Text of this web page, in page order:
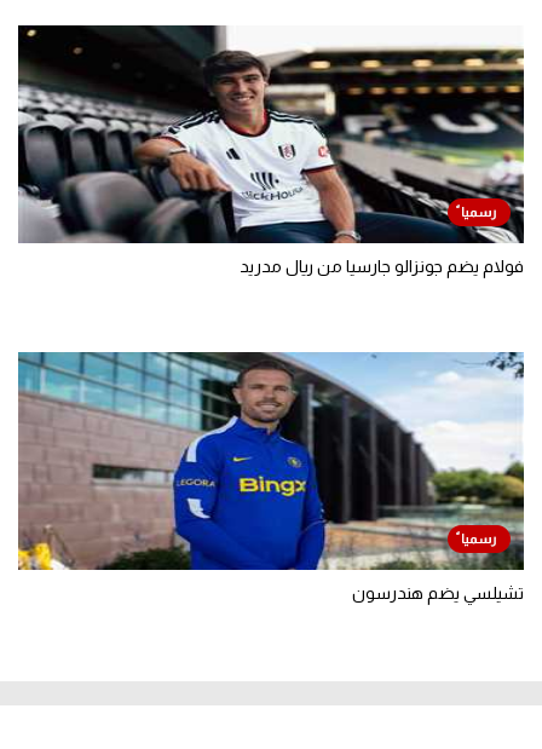
فولام يضم جونزالو جارسيا من ريال مدريد
تشيلسي يضم هندرسون